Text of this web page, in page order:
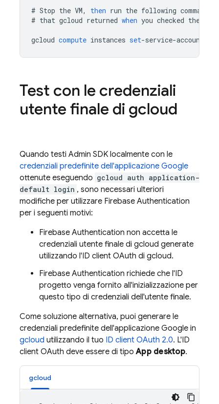
# Stop the VM, then run the following command
# that gcloud returned when you checked the
gcloud compute instances set-service-account
Test con le credenziali
utente finale di gcloud
Quando testi Admin SDK localmente con le
credenziali predefinite dell'applicazione Google
ottenute eseguendo gcloud auth application-
default login , sono necessari ulteriori
modifiche per utilizzare Firebase Authentication
per i seguenti motivi:
Firebase Authentication non accetta le
credenziali utente finale di gcloud generate
utilizzando l'ID client OAuth di gcloud.
Firebase Authentication richiede che l'ID
progetto venga fornito all'inizializzazione per
questo tipo di credenziali dell'utente finale.
Come soluzione alternativa, puoi generare le
credenziali predefinite dell'applicazione Google in
gcloud utilizzando il tuo ID client OAuth 2.0. L'ID
client OAuth deve essere di tipoApp desktop.
gcloud